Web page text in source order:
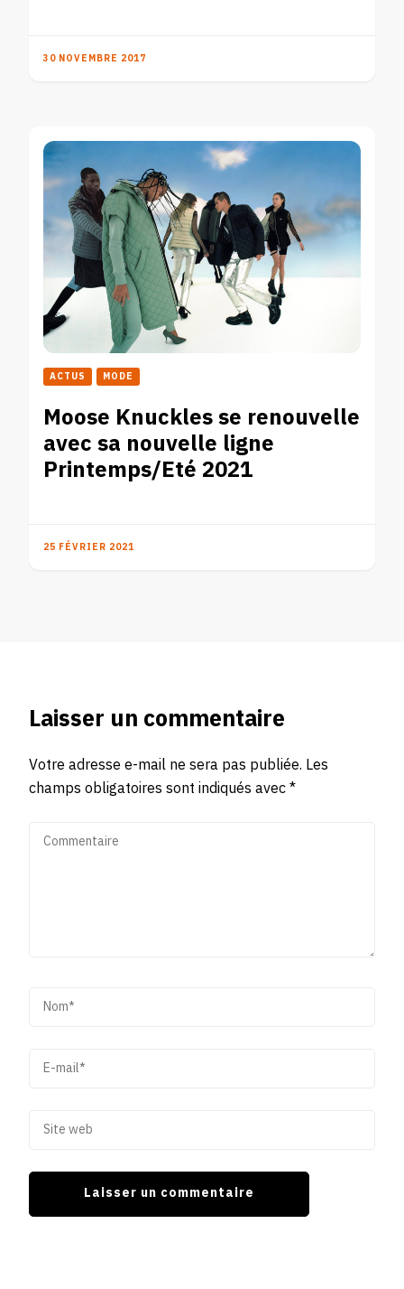
30 NOVEMBRE 2017
ACTUS MODE
Moose Knuckles se renouvelle
avec sa nouvelle ligne
Printemps/Eté 2021
25 FÉVRIER 2021
Laisser un commentaire
Votre adresse e-mail ne sera pas publiée. Les
champs obligatoires sont indiqués avec*